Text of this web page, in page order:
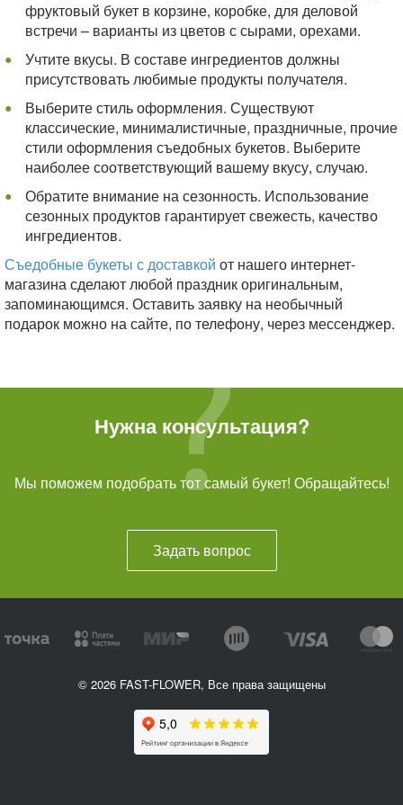
фруктовый букет в корзине, коробке, для деловой
встречи – варианты из цветов с сырами, орехами.
Учтите вкусы. В составе ингредиентов должны
присутствовать любимые продукты получателя.
Выберите стиль оформления. Существуют
классические, минималистичные, праздничные, прочие
стили оформления съедобных букетов. Выберите
наиболее соответствующий вашему вкусу, случаю.
Обратите внимание на сезонность. Использование
сезонных продуктов гарантирует свежесть, качество
ингредиентов.
Съедобные букеты с доставкой от нашего интернет-
магазина сделают любой праздник оригинальным,
запоминающимся. Оставить заявку на необычный
подарок можно на сайте, по телефону, через мессенджер.
Нужна консультация?
Мы поможем подобрать тот самый букет! Обращайтесь!
Задать вопрос
© 2026 FAST-FLOWER, Все права защищены